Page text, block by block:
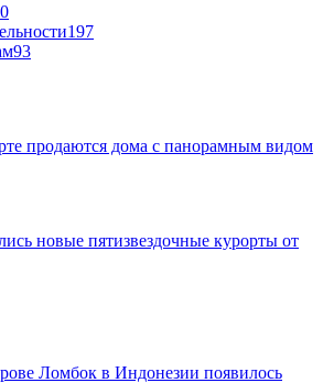
197
93
продаются дома с панорамным видом
новые пятизвездочные курорты от
Ломбок в Индонезии появилось